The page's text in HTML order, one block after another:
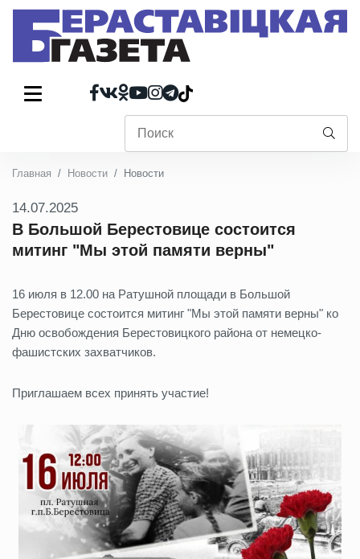
Главная Новости Новости
14.07.2025
В Большой Берестовице состоится
митинг "Мы этой памяти верны"
16 июля в 12.00 на Ратушной площади в Большой
Берестовице состоится митинг "Мы этой памяти верны" ко
Дню освобождения Берестовицкого района от немецко-
фашистских захватчиков.
Приглашаем всех принять участие!